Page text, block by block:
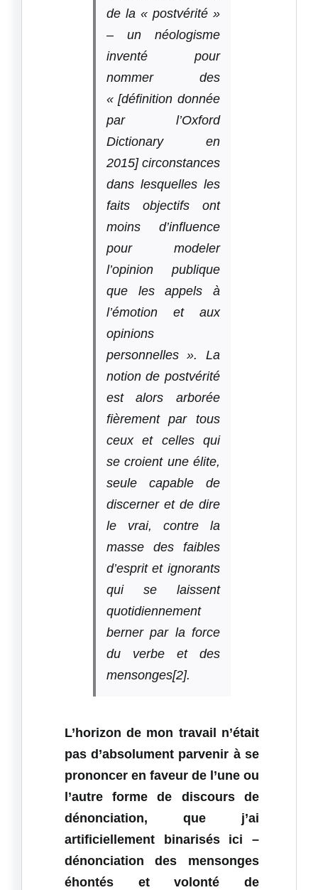
de la « postvérité »
– un néologisme
inventé pour
nommer des
« [définition donnée
par l’Oxford
Dictionaryen
2015] circonstances
dans lesquelles les
faits objectifs ont
moins d’influence
pour modeler
l’opinion publique
que les appels à
l’émotion et aux
opinions
personnelles ». La
notion de postvérité
est alors arborée
fièrement par tous
ceux et celles qui
se croient une élite,
seule capable de
discerner et de dire
le vrai, contre la
masse des faibles
d’esprit et ignorants
qui se laissent
quotidiennement
berner par la force
du verbe et des
mensonges[2].
L’horizon de mon travail n’était
pas d’absolument parvenir à se
prononcer en faveur de l’une ou
l’autre forme de discours de
dénonciation, que j’ai
artificiellement binarisés ici –
dénonciation des mensonges
éhontés et volonté de